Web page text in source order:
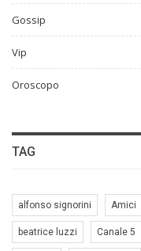
Gossip
Vip
Oroscopo
TAG
alfonso signorini Amici
beatrice luzzi Canale 5